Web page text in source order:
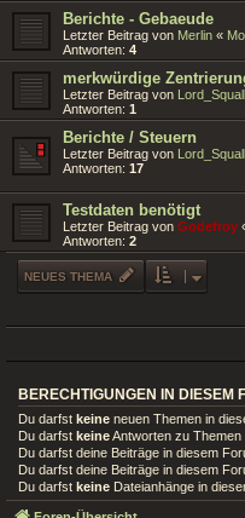
Berichte - Gebaeude
Letzter Beitrag von Merlin «
Antworten: 4
merkwürdige
Letzter Beitrag von Lord_Squall
Antworten: 1
Berichte / Steuern
Letzter Beitrag von Lord_Squall
Antworten: 17
Testdaten benötigt
Letzter Beitrag von Godefroy
Antworten: 2
NEUES THEMA
BERECHTIGUNGEN IN DIESEM
Du darfst keine neuen Themen in
Du darfst keineAntworten zu Themen
Du darfst deine Beiträge in diesem
Du darfst deine Beiträge in diesem
Du darfst keine Dateianhänge in